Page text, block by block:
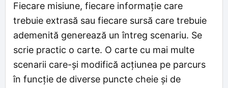
Fiecare misiune, fiecare informație care
trebuie extrasă sau fiecare sursă care trebuie
ademenită generează un întreg scenariu. Se
scrie practic o carte. O carte cu mai multe
scenarii care-și modifică acțiunea pe parcurs
în funcție de diverse puncte cheie și de